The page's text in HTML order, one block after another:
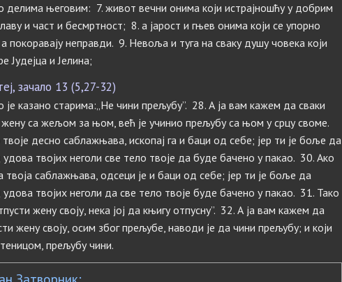
делима његовим: 7. живот вечни онима који истрајношћу у добрим
и част и бесмртност; 8. а јарост и гњев онима који се упорно
покоравају неправди. 9. Невоља и туга на сваку душу човека који
Јудејца и Јелина;
зачало 13 (5,27-32)
је казано старима:„Не чини прељубу”. 28. А ја вам кажем да сваки
жену са жељом за њом, већ је учинио прељубу са њом у срцу своме.
десно саблажњава, ископај га и баци од себе; јер ти је боље да
удова твојих неголи све тело твоје да буде бачено у пакао. 30. Ако
твоја саблажњава, одсеци је и баци од себе; јер ти је боље да
твојих неголи да све тело твоје буде бачено у пакао. 31. Тако
жену своју, нека јој да књигу отпусну”. 32. А ја вам кажем да
жену своју, осим због прељубе, наводи је да чини прељубу; и који
прељубу чини.